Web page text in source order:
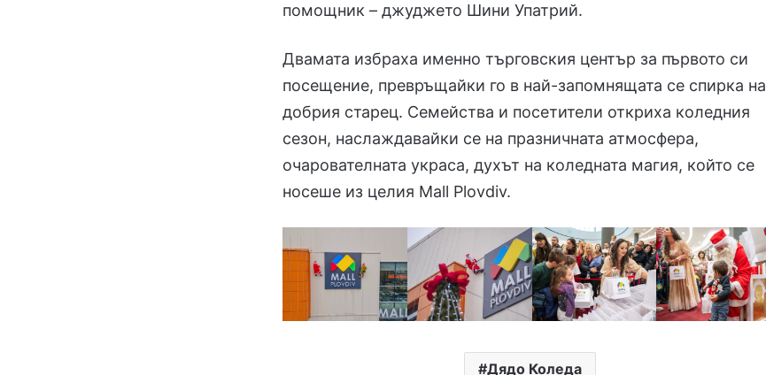
помощник – джуджето Шини Упатрий.
Двамата избраха именно търговския център за първото си
посещение, превръщайки го в най-запомнящата се спирка на
добрия старец. Семейства и посетители откриха коледния
сезон, наслаждавайки се на празничната атмосфера,
очарователната украса, духът на коледната магия, който се
носеше из целия Mall Plovdiv.
Дядо Коледа